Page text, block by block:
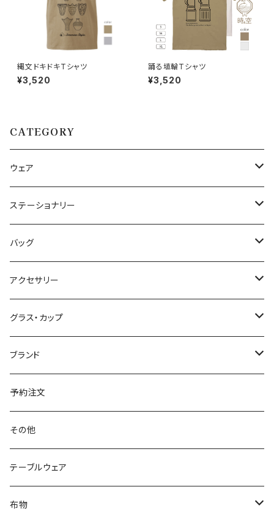
縄文ドキドキTシャツ
¥3,520
踊る埴輪Tシャツ
¥3,520
CATEGORY
ウェア
Tシャツ
半袖Tシャツ
長袖Tシャツ
パーカー
エプロン
ロングスリーブTシャツ
ポロシャツ
スウェット
ベビーウェア
ベイビービブ(よだれかけ)
キッズウェア
ネクタイ
ステーショナリー
メモ帳、ノート
一筆箋
御朱印帳
クリアファイル
マスキングテープ
ステッカー
バッグ
布バッグ
マルシェバッグ
サコッシュ
ポーチ
パッカブルバッグ
アクセサリー
バッジ・ピンズ
ピンズ
バッジ
ピアス・イヤリング
チャーム
グラス・カップ
ボトル
カップ
マグカップ
ブランド
Jomonian Styles
どろなわ工房
星降る中部高地の縄文世界
ろまん研究所（松本ジュンイチロー）
予約注文
その他
テーブルウェア
布物